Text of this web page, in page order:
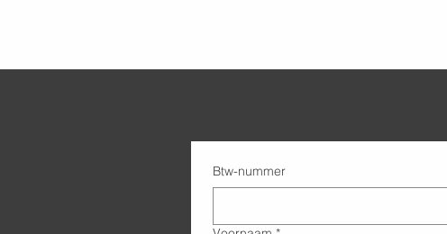
Btw-nummer